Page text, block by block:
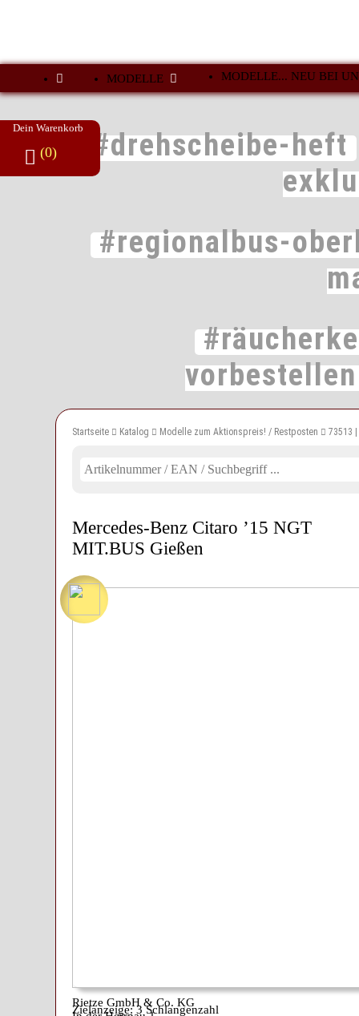
MODELLE MODELLE... NEU BEI
Dein Warenkorb
(0)
#drehscheibe-heft
#regionalbus-
Startseite Katalog Modelle zum Aktionspreis! / Restposten 73513 |
Mercedes-Benz Citaro ’15 NGT
MIT.BUS Gießen
Zielanzeige: 3 Schlangenzahl
Rietze GmbH & Co. KG